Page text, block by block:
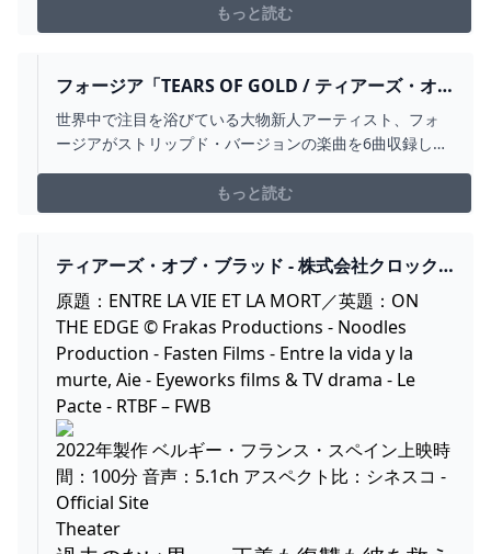
もっと読む
フォージア「TEARS OF GOLD / ティアーズ・オ
ブ・ゴールド」【日本語字幕付き動画】【公式】 -
YOUTUBE
世界中で注目を浴びている大物新人アーティスト、フォ
ージアがストリップド・バージョンの楽曲を6曲収録した
https://Japan.lnk.to/faouzia_StrippedAYEP『ストリップ
ド』には、多くのファンに愛された楽曲「ティアーズ・
もっと読む
ティアーズ・オブ・ブラッド - 株式会社クロック
ワークス - THE KLOCKWORX
原題：ENTRE LA VIE ET LA MORT／英題：ON
THE EDGE © Frakas Productions - Noodles
Production - Fasten Films - Entre la vida y la
murte, Aie - Eyeworks films & TV drama - Le
Pacte - RTBF – FWB
2022年製作 ベルギー・フランス・スペイン上映時
間：100分 音声：5.1ch アスペクト比：シネスコ -
Official Site
Theater